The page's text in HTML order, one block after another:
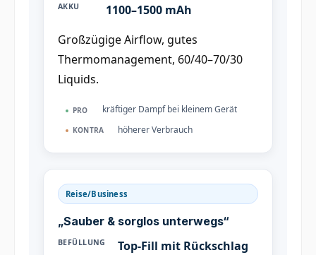
AKKU
1100–1500 mAh
Großzügige Airflow, gutes
Thermomanagement, 60/40–70/30
Liquids.
PRO kräftiger Dampf bei kleinem Gerät
KONTRA höherer Verbrauch
Reise/Business
„Sauber & sorglos unterwegs“
BEFÜLLUNG Top-Fill mit Rückschlag